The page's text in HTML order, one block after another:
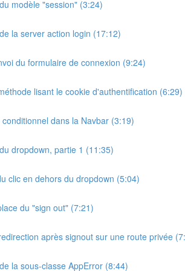
modèle "session" (3:24)
la server action login (17:12)
du formulaire de connexion (9:24)
lisant le cookie d'authentification (6:29)
dans la Navbar (3:19)
dropdown, partie 1 (11:35)
clic en dehors du dropdown (5:04)
du "sign out" (7:21)
après signout sur une route privée
la sous-classe AppError (8:44)